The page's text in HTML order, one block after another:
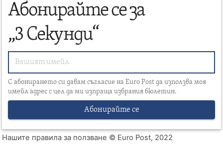
Абонирайте се за
„3 Секунди“
С абонирането си давам съгласие на Euro Post да използва моя
имейл адрес с цел да ми изпраща избрания бюлетин.
Абонирайте се
Нашите правила за ползване © Euro Post, 2022